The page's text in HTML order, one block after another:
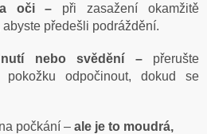
oči – při zasažení okamžitě
předešli podráždění.
nebo svědění –přerušte
odpočinout, dokud se
počkání – ale je to moudrá,